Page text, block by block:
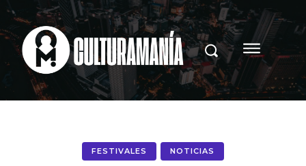
FESTIVALES NOTICIAS